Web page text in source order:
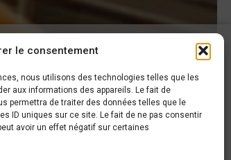
le consentement
nous utilisons des technologies telles que les
aux informations des appareils. Le fait de
permettra de traiter des données telles que le
ID uniques sur ce site. Le fait de ne pas consentir
avoir un effet négatif sur certaines
63